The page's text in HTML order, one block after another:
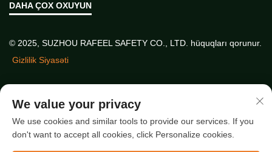
DAHA ÇOX OXUYUN
© 2025, SUZHOU RAFEEL SAFETY CO., LTD. hüquqları qorunur.
Gizlilik Siyasəti
Ən Son Məqalələr
We value your privacy
We use cookies and similar tools to provide our services. If you
don't want to accept all cookies, click Personalize cookies.